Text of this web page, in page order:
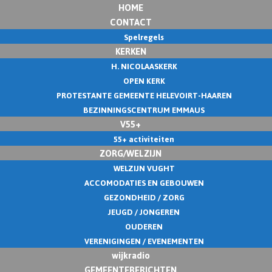
HOME
CONTACT
Spelregels
KERKEN
H. NICOLAASKERK
OPEN KERK
PROTESTANTE GEMEENTE HELEVOIRT-HAAREN
BEZINNINGSCENTRUM EMMAUS
V55+
55+ activiteiten
ZORG/WELZIJN
WELZIJN VUGHT
ACCOMODATIES EN GEBOUWEN
GEZONDHEID / ZORG
JEUGD / JONGEREN
OUDEREN
VERENIGINGEN / EVENEMENTEN
wijkradio